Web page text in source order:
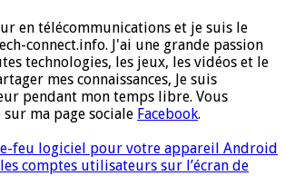
en télécommunications et je suis le
connect.info. J'ai une grande passion
technologies, les jeux, les vidéos et le
mes connaissances, Je suis
pendant mon temps libre. Vous
ma page sociale Facebook.
feu logiciel pour votre appareil Android
comptes utilisateurs sur l’écran de